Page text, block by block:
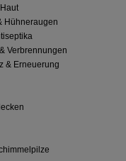
Hühneraugen
Verbrennungen
& Erneuerung